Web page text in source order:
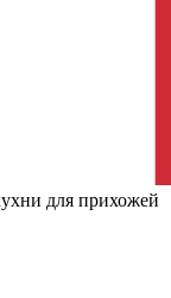
для прихожей